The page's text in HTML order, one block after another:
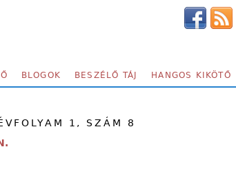
BLOGOK BESZÉLŐ TÁJ HANGOS KIKÖTŐ
1, SZÁM 8